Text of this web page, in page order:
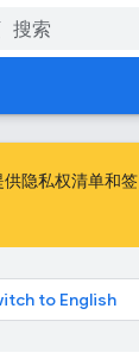
供隐私权清单和签